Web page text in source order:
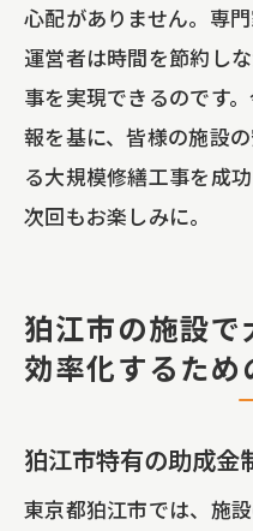
心配がありません。専
運営者は時間を節約し
事を実現できるのです
報を基に、皆様の施設
る大規模修繕工事を成
次回もお楽しみに。
狛江市の施設で
効率化するため
狛江市特有の助成金
東京都狛江市では、施